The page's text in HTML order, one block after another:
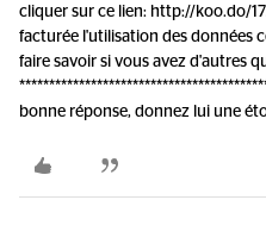
cliquer sur ce lien: http://koo.do/
facturée l'utilisation des données
faire savoir si vous avez d'autres
bonne réponse, donnez lui une